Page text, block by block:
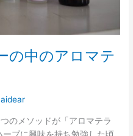
の中のアロマテ
aidear
のメソッドが「アロマテラ
ブに興味を持ち勉強した頃